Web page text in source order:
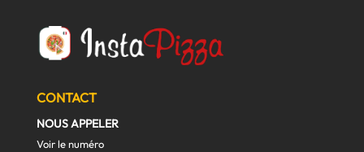
CONTACT
NOUS APPELER
Voir le numéro